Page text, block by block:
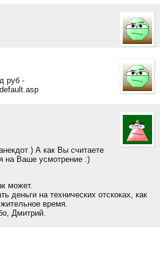
руб -
) А как Вы считаете
на Ваше усмотрение :)
может.
деньги на технических отскоках, как
время.
Дмитрий.